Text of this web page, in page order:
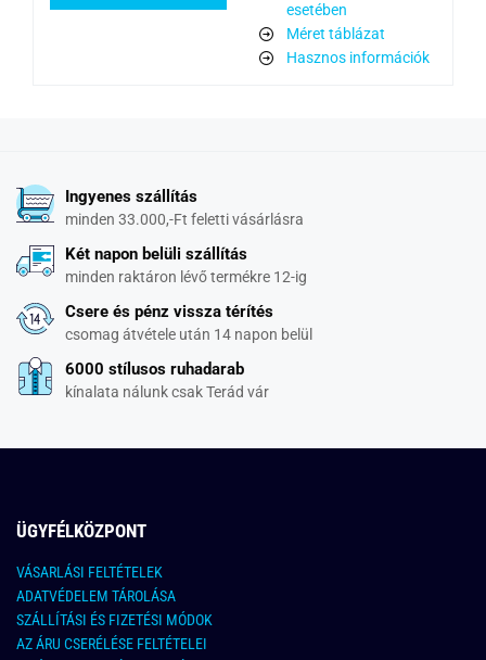
esetében
Méret táblázat
Hasznos információk
Ingyenes szállítás
minden 33.000,-Ft feletti vásárlásra
Két napon belüli szállítás
minden raktáron lévő termékre 12-ig
Csere és pénz vissza térítés
csomag átvétele után 14 napon belül
6000 stílusos ruhadarab
kínalata nálunk csak Terád vár
ÜGYFÉLKÖZPONT
VÁSARLÁSI FELTÉTELEK
ADATVÉDELEM TÁROLÁSA
SZÁLLÍTÁSI ÉS FIZETÉSI MÓDOK
AZ ÁRU CSERÉLÉSE FELTÉTELEI